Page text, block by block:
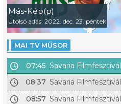
Más-Kép(p)
Utolsó adás: 2022. dec. 23. péntek
MAI TV MŰSOR
07:45 Savaria Filmfesztivál
08:37 Savaria Filmfesztivál
08:57 Savaria Filmfesztivál